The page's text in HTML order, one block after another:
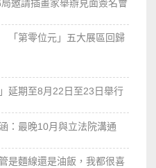
邀請插畫家舉辦見面簽名會
「第零位元」五大展區回歸
延期至8月22日至23日舉行
：最晚10月與立法院溝通
是麵線還是油飯，我都很喜